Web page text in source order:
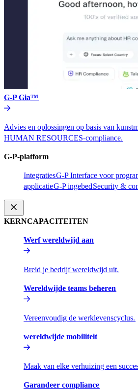
G-P Gia™​​
Advies en oplossingen op basis van
HUMAN RESOURCES-compliance.​​
G-P-platform​​
Integraties​​G-P Interface voor
applicatie​​G-P ingebed​​Security &
KERNCAPACITEITEN​​
Werf wereldwijd aan​​
Breid je bedrijf wereldwijd uit.​​
Wereldwijde teams beheren​​
Vereenvoudig de werklevenscyclus.​​
wereldwijde mobiliteit​​
Maak van elke verhuizing een
Garandeer compliance​​